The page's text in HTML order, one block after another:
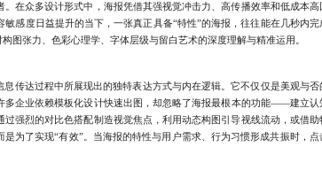
在众多设计形式中，海报凭借其强视觉冲击力、高传播效率和低成本高
感度日益提升的当下，一张真正具备“特性”的海报，往往能在几秒内完
图张力、色彩心理学、字体层级与留白艺术的深度理解与精准运用。
达过程中所展现出的独特表达方式与内在逻辑。它不仅仅是美观与否
企业依赖模板化设计快速出图，却忽略了海报最根本的功能——建立认
强烈的对比色搭配制造视觉焦点，利用动态构图引导视线流动，或借助
为了实现“有效”。当海报的特性与用户需求、行为习惯形成共振时，